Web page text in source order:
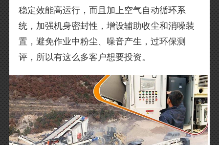
稳定效能高运行，而且加上空气自动循环系
统，加强机身密封性，增设辅助收尘和消噪装
置，避免作业中粉尘、噪音产生，过环保测
评，所以有这么多客户想要投资。